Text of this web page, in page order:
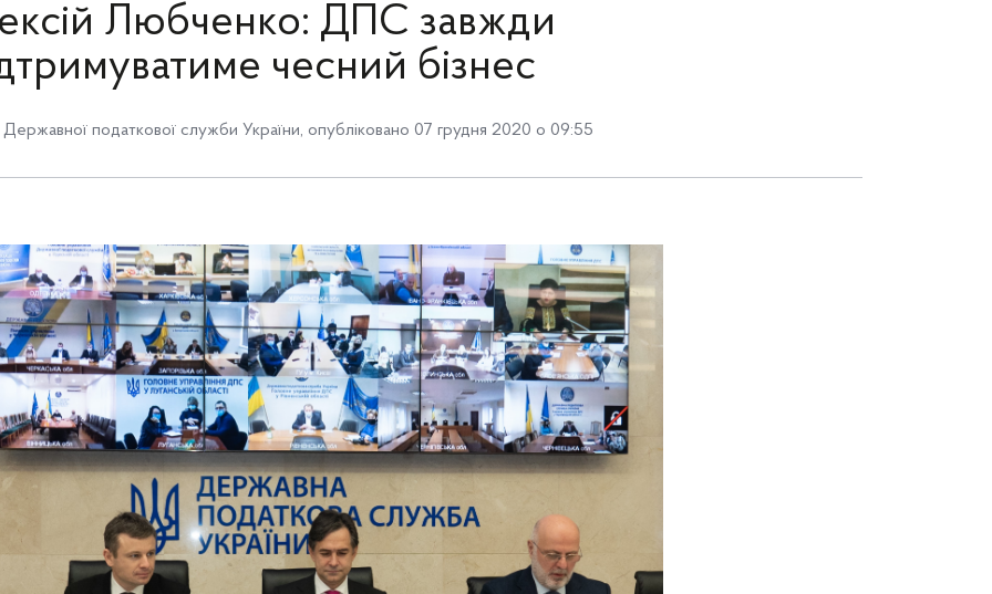
Любченко: ДПС завжди
чесний бізнес
податкової служби України, опубліковано 07 грудня 2020 о 09:55